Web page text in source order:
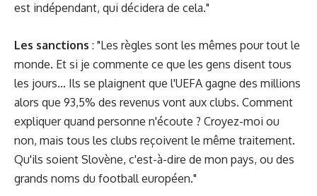
est indépendant, qui décidera de cela."
Les sanctions : "Les règles sont les mêmes pour tout le
monde. Et si je commente ce que les gens disent tous
les jours... Ils se plaignent que l'UEFA gagne des millions
alors que 93,5% des revenus vont aux clubs. Comment
expliquer quand personne n'écoute ? Croyez-moi ou
non, mais tous les clubs reçoivent le même traitement.
Qu'ils soient Slovène, c'est-à-dire de mon pays, ou des
grands noms du football européen."